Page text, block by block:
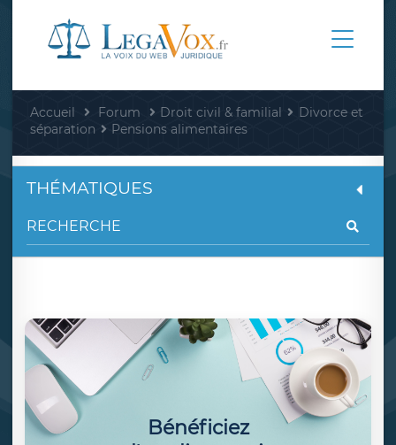
Accueil Forum Droit civil & familial
Divorce et
séparation
Pensions alimentaires
THÉMATIQUES
Bénéficiez